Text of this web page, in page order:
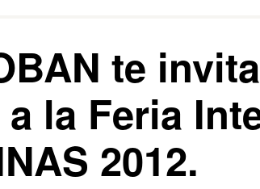
te
a la Feria
2012.